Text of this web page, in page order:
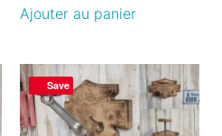
Ajouter au panier
Save